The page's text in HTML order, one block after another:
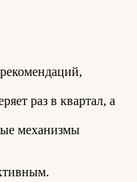
раз в квартал, а
механизмы